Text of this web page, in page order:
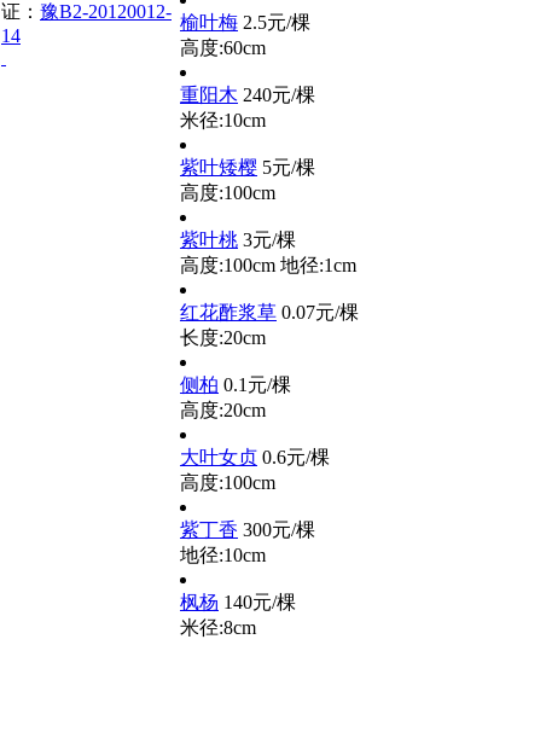
榆叶梅 2.5元/棵
高度:60cm
重阳木 240元/棵
米径:10cm
紫叶矮樱 5元/棵
高度:100cm
紫叶桃 3元/棵
高度:100cm 地径:1cm
红花酢浆草 0.07元/棵
长度:20cm
侧柏 0.1元/棵
高度:20cm
大叶女贞 0.6元/棵
高度:100cm
紫丁香 300元/棵
地径:10cm
枫杨 140元/棵
米径:8cm
证： 豫B2-20120012-
14